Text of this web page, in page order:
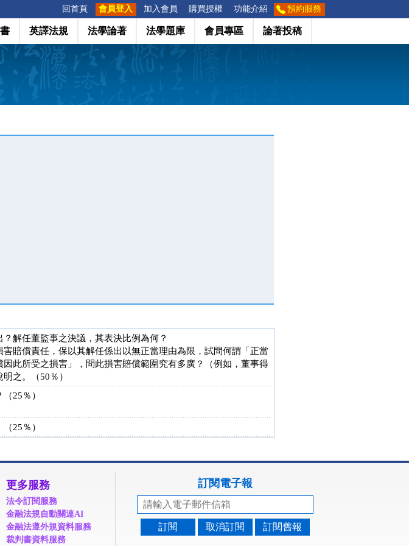
回首頁 會員登入 加入會員 購買授權 功能介紹 預約服務
英譯法規 法學論著 法學題庫 會員專區 論著投稿
解任董監事之決議，其表決比例為何？
賠償責任，保以其解任係出以無正當理由為限，試問何謂「正當
此所受之損害」，問此損害賠償範圍究有多廣？（例如，董事得
之。（50％）
25％）
25％）
更多服務
法令訂閱服務
金融法規自動關連AI
金融法遵外規資料服務
裁判書資料服務
訂閱電子報
訂閱 取消訂閱 訂閱舊報